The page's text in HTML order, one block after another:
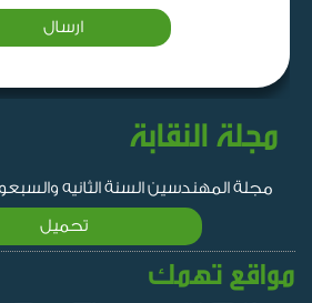
ارسال
مجلة النقابة
مجلة المهندسين السنة الثانيه والسبعون العدد
تحميل
مواقع تهمك